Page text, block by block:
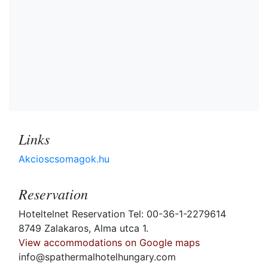
Links
Akcioscsomagok.hu
Reservation
Hoteltelnet Reservation Tel: 00-36-1-2279614
8749 Zalakaros, Alma utca 1.
View accommodations on Google maps
info@spathermalhotelhungary.com